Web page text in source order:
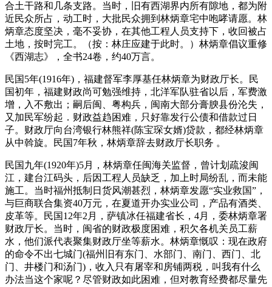
合土干路和几条支路。当时，旧有西湖界内所有隙地，都为附
近民众所占，动工时，大批民众拥到林炳章宅中咆哮请愿。林
炳章态度坚决，毫不妥协，在其他工程人员支持下，收回被占
土地，按时完工。（按：林庄应建于此时。）林炳章倡议重修
《西湖志》，全书24卷，约40万言。
民国5年(1916年)，福建督军李厚基任林炳章为财政厅长。民
国初年，福建财政尚可勉强维持，北洋军队驻省以后，军费激
增，入不敷出；嗣后闽、粤构兵，闽南大部分膏腴县份沦失，
又加民军纷起．财政益趋困难，只好靠发行公债和借款过日
子。财政厅向台湾银行林熊祥(陈宝琛女婿)贷款，都经林炳章
从中斡旋。民国7年秋，林炳章辞去财政厅长职务 。
民国九年(1920年)5月，林炳章任闽海关监督，曾计划疏浚闽
江，建台江码头，后因工程人员缺乏，加上时局纷乱，而未能
施工。当时福州抵制日货风潮甚烈，林炳章发愿“实业救国”，
与巨商联合集资40万元，在夏道开办实业公司，产品有酒类、
皮革等。民国12年2月，萨镇冰任福建省长，4月，委林炳章署
财政厅长。当时，闽省的财政极度困难，积欠各机关员工薪
水，他们派代表聚集财政厅坐等薪水。林炳章慨叹：现在政府
的命令不出七城门(福州旧有东门、水部门、南门、西门、北
门、井楼门和汤门)，收入只有屠宰和房铺两税，叫我有什么
办法当这个家呢？尽管财政如此困难，但对教育经费都尽量先